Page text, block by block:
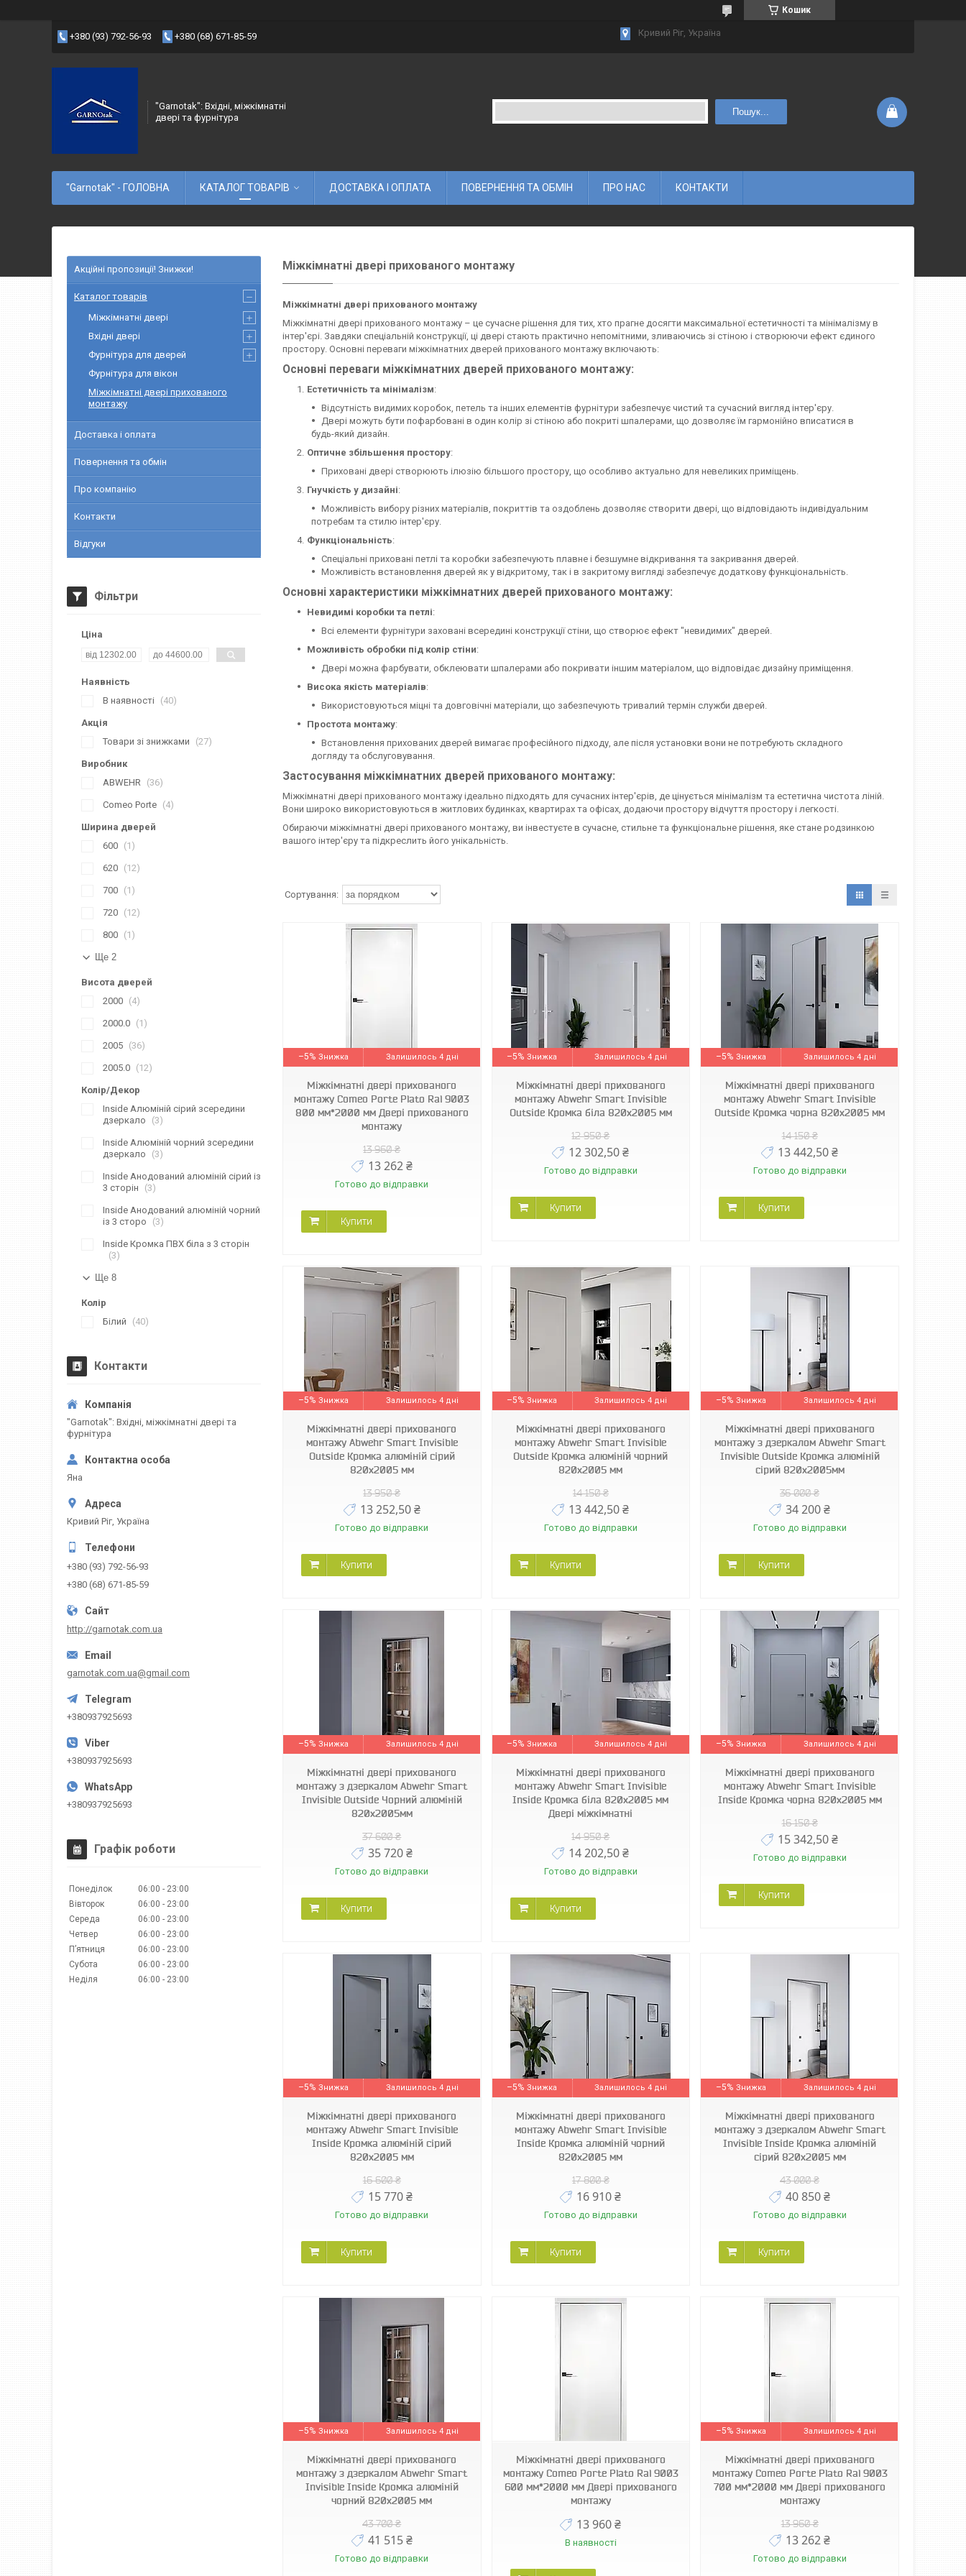
Кошик
+380 (93) 792-56-93 +380 (68) 671-85-59 Кривий Ріг, Україна
"Garnotak": Вхідні, міжкімнатні
двері та фурнітура
Пошук...
"Garnotak" - ГОЛОВНА КАТАЛОГ ТОВАРІВ ДОСТАВКА І ОПЛАТА ПОВЕРНЕННЯ ТА ОБМІН ПРО НАС КОНТАКТИ
Міжкімнатні двері прихованого монтажу
Міжкімнатні двері прихованого монтажу
Міжкімнатні двері прихованого монтажу – це сучасне рішення для тих, хто прагне досягти максимальної естетичності та мінімалізму в
інтер'єрі. Завдяки спеціальній конструкції, ці двері стають практично непомітними, зливаючись зі стіною і створюючи ефект єдиного
простору. Основні переваги міжкімнатних дверей прихованого монтажу включають:
Основні переваги міжкімнатних дверей прихованого монтажу:
Естетичність та мінімалізм:
Відсутність видимих коробок, петель та інших елементів фурнітури забезпечує чистий та сучасний вигляд інтер'єру.
Двері можуть бути пофарбовані в один колір зі стіною або покриті шпалерами, що дозволяє їм гармонійно вписатися в
будь-який дизайн.
Оптичне збільшення простору:
Приховані двері створюють ілюзію більшого простору, що особливо актуально для невеликих приміщень.
Гнучкість у дизайні:
Можливість вибору різних матеріалів, покриттів та оздоблень дозволяє створити двері, що відповідають індивідуальним
потребам та стилю інтер'єру.
Функціональність:
Спеціальні приховані петлі та коробки забезпечують плавне і безшумне відкривання та закривання дверей.
Можливість встановлення дверей як у відкритому, так і в закритому вигляді забезпечує додаткову функціональність.
Основні характеристики міжкімнатних дверей прихованого монтажу:
Невидимі коробки та петлі:
Всі елементи фурнітури заховані всередині конструкції стіни, що створює ефект "невидимих" дверей.
Можливість обробки під колір стіни:
Двері можна фарбувати, обклеювати шпалерами або покривати іншим матеріалом, що відповідає дизайну приміщення.
Висока якість матеріалів:
Використовуються міцні та довговічні матеріали, що забезпечують тривалий термін служби дверей.
Простота монтажу:
Встановлення прихованих дверей вимагає професійного підходу, але після установки вони не потребують складного
догляду та обслуговування.
Застосування міжкімнатних дверей прихованого монтажу:
Міжкімнатні двері прихованого монтажу ідеально підходять для сучасних інтер'єрів, де цінується мінімалізм та естетична чистота ліній.
Вони широко використовуються в житлових будинках, квартирах та офісах, додаючи простору відчуття простору і легкості.
Обираючи міжкімнатні двері прихованого монтажу, ви інвестуєте в сучасне, стильне та функціональне рішення, яке стане родзинкою
вашого інтер'єру та підкреслить його унікальність.
–5% Залишилось 4 дні
Міжкімнатні двері прихованого
монтажу Comeo Porte Plato Ral 9003
800 мм*2000 мм Двері прихованого
монтажу
13 960 ₴
13 262 ₴
Готово до відправки
Купити
–5% Залишилось 4 дні
Міжкімнатні двері прихованого
монтажу Abwehr Smart Invisible
Outside Кромка біла 820х2005 мм
12 950 ₴
12 302,50 ₴
Готово до відправки
Купити
–5% Залишилось 4 дні
Міжкімнатні двері прихованого
монтажу Abwehr Smart Invisible
Outside Кромка чорна 820х2005 мм
14 150 ₴
13 442,50 ₴
Готово до відправки
Купити
–5% Залишилось 4 дні
Міжкімнатні двері прихованого
монтажу Abwehr Smart Invisible
Outside Кромка алюміній сірий
820х2005 мм
13 950 ₴
13 252,50 ₴
Готово до відправки
Купити
–5% Залишилось 4 дні
Міжкімнатні двері прихованого
монтажу Abwehr Smart Invisible
Outside Кромка алюміній чорний
820х2005 мм
14 150 ₴
13 442,50 ₴
Готово до відправки
Купити
–5% Залишилось 4 дні
Міжкімнатні двері прихованого
монтажу з дзеркалом Abwehr Smart
Invisible Outside Кромка алюміній
сірий 820х2005мм
36 000 ₴
34 200 ₴
Готово до відправки
Купити
–5% Залишилось 4 дні
Міжкімнатні двері прихованого
монтажу з дзеркалом Abwehr Smart
Invisible Outside Чорний алюміній
820х2005мм
37 600 ₴
35 720 ₴
Готово до відправки
Купити
–5% Залишилось 4 дні
Міжкімнатні двері прихованого
монтажу Abwehr Smart Invisible
Inside Кромка біла 820х2005 мм
Двері міжкімнатні
14 950 ₴
14 202,50 ₴
Готово до відправки
Купити
–5% Залишилось 4 дні
Міжкімнатні двері прихованого
монтажу Abwehr Smart Invisible
Inside Кромка чорна 820х2005 мм
16 150 ₴
15 342,50 ₴
Готово до відправки
Купити
–5% Залишилось 4 дні
Міжкімнатні двері прихованого
монтажу Abwehr Smart Invisible
Inside Кромка алюміній сірий
820х2005 мм
16 600 ₴
15 770 ₴
Готово до відправки
Купити
–5% Залишилось 4 дні
Міжкімнатні двері прихованого
монтажу Abwehr Smart Invisible
Inside Кромка алюміній чорний
820х2005 мм
17 800 ₴
16 910 ₴
Готово до відправки
Купити
–5% Залишилось 4 дні
Міжкімнатні двері прихованого
монтажу з дзеркалом Abwehr Smart
Invisible Inside Кромка алюміній
сірий 820х2005 мм
43 000 ₴
40 850 ₴
Готово до відправки
Купити
–5% Залишилось 4 дні
Міжкімнатні двері прихованого
монтажу з дзеркалом Abwehr Smart
Invisible Inside Кромка алюміній
чорний 820х2005 мм
43 700 ₴
41 515 ₴
Готово до відправки
Міжкімнатні двері прихованого
монтажу Comeo Porte Plato Ral 9003
600 мм*2000 мм Двері прихованого
монтажу
13 960 ₴
В наявності
–5% Залишилось 4 дні
Міжкімнатні двері прихованого
монтажу Comeo Porte Plato Ral 9003
700 мм*2000 мм Двері прихованого
монтажу
13 960 ₴
13 262 ₴
Готово до відправки
Акційні пропозиції! Знижки!
Каталог товарів
Міжкімнатні двері
Вхідні двері
Фурнітура для дверей
Фурнітура для вікон
Міжкімнатні двері прихованого
монтажу
Доставка і оплата
Повернення та обмін
Про компанію
Контакти
Відгуки
Фільтри
Ціна
Наявність
В наявності
40
Акція
Товари зі знижками
27
Виробник
ABWEHR
36
Comeo Porte 4
Ширина дверей
600
1
620 12
700 1
720 12
800 1
Ще 2
Висота дверей
2000
4
2000.0 1
2005 36
2005.0 12
Колір/Декор
Inside Алюміній сірий зсередини
дзеркало
3
Inside Алюміній чорний зсередини
дзеркало
3
Inside Анодований алюміній сірий із
3 сторін
3
Inside Анодований алюміній чорний
із 3 сторо
3
Inside Кромка ПВХ біла з 3 сторін
3
Ще 8
Колір
Білий
40
Контакти
"Garnotak": Вхідні, міжкімнатні двері та
фурнітура
Яна
Кривий Ріг, Україна
+380 (93) 792-56-93
+380 (68) 671-85-59
http://garnotak.com.ua
garnotak.com.ua@gmail.com
+380937925693
+380937925693
+380937925693
Графік роботи
Понеділок 06:00
23:00
Вівторок
06:00
23:00
Середа
06:00
23:00
Четвер
06:00
23:00
Пʼятниця
06:00
23:00
Субота
06:00
23:00
Неділя
06:00 23:00